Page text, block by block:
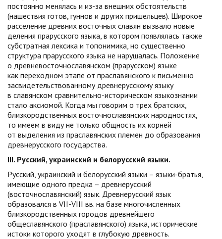
постоянно менялась и из-за внешних обстоятельств
(нашествия готов, гуннов и других пришельцев). Широкое
расселение древних восточных славян вызвало новые
деления прарусского языка, в котором появлялась также
субстратная лексика и топонимика, но существенно
структура прарусского языка не нарушалась. Положение
о древневосточнославянском (прарусском) языке
как переходном этапе от праславянского к письменно
засвидетельствованному древнерусскому языку
в славянском сравнительно-историческом языкознании
стало аксиомой. Когда мы говорим о трех братских,
близкородственных восточнославянских народностях,
то имеем в виду не только общность их корней
от выделения из праславянских племен до образования
древнерусского государства.
III. Русский, украинский и белорусский языки.
Русский, украинский и белорусский языки – языки-братья,
имеющие одного предка – древнерусский
(восточнославянский) язык. Древнерусский язык
образовался в VII-VIII вв. на базе многочисленных
близкородственных городов древнейшего
общеславянского (праславянского) языка, исторические
истоки которого уходят в глубокую древность.